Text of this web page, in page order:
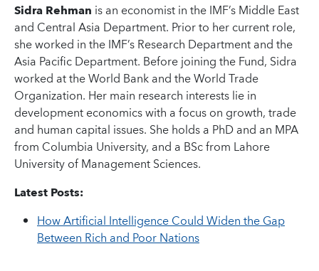
Sidra Rehman is an economist in the IMF’s Middle East
and Central Asia Department. Prior to her current role,
she worked in the IMF’s Research Department and the
Asia Pacific Department. Before joining the Fund, Sidra
worked at the World Bank and the World Trade
Organization. Her main research interests lie in
development economics with a focus on growth, trade
and human capital issues. She holds a PhD and an MPA
from Columbia University, and a BSc from Lahore
University of Management Sciences.
Latest Posts:
How Artificial Intelligence Could Widen the Gap
Between Rich and Poor Nations